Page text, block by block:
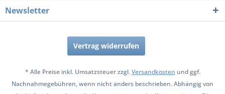
Newsletter
Vertrag widerrufen
* Alle Preise inkl. Umsatzsteuer zzgl.Versandkosten und ggf.
Nachnahmegebühren, wenn nicht anders beschrieben. Abhängig von